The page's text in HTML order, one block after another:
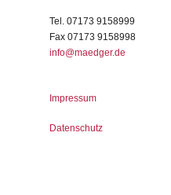
Tel. 07173 9158999
Fax 07173 9158998
info@maedger.de
Impressum
Datenschutz